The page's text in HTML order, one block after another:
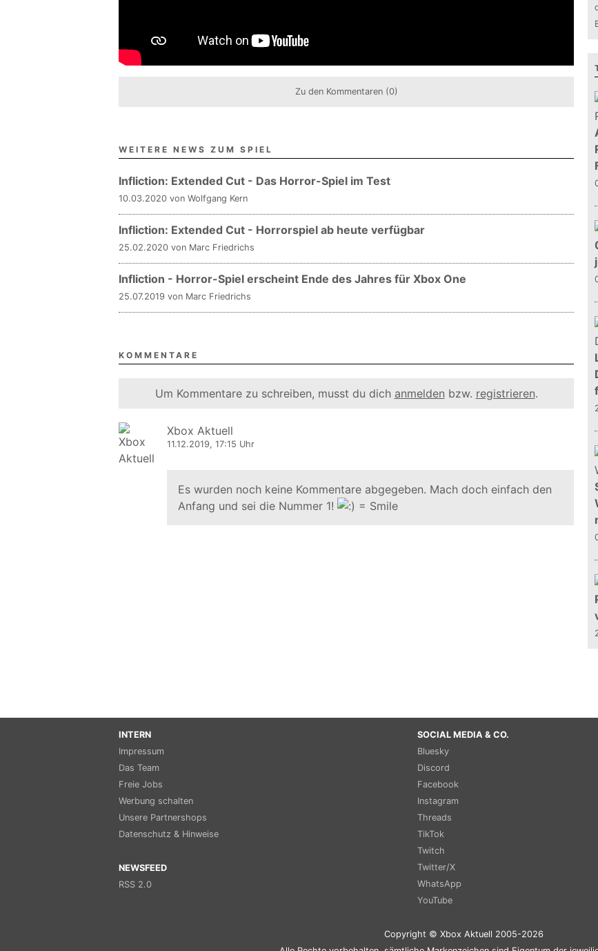
Zu den Kommentaren (0)
WEITERE NEWS ZUM SPIEL
Infliction: Extended Cut - Das Horror-Spiel im Test
10.03.2020 von Wolfgang Kern
Infliction: Extended Cut - Horrorspiel ab heute verfügbar
25.02.2020 von Marc Friedrichs
Infliction - Horror-Spiel erscheint Ende des Jahres für Xbox One
25.07.2019 von Marc Friedrichs
KOMMENTARE
Um Kommentare zu schreiben, musst du dich anmelden bzw. registrieren.
Xbox Aktuell
11.12.2019, 17:15 Uhr
Es wurden noch keine Kommentare abgegeben. Mach doch einfach den
Anfang und sei die Nummer 1!
INTERN
Impressum
Das Team
Freie Jobs
Werbung schalten
Unsere Partnershops
Datenschutz & Hinweise
NEWSFEED
RSS 2.0
SOCIAL MEDIA & CO.
Bluesky
Discord
Facebook
Instagram
Threads
TikTok
Twitch
Twitter/X
WhatsApp
YouTube
Copyright © Xbox Aktuell 2005-2026